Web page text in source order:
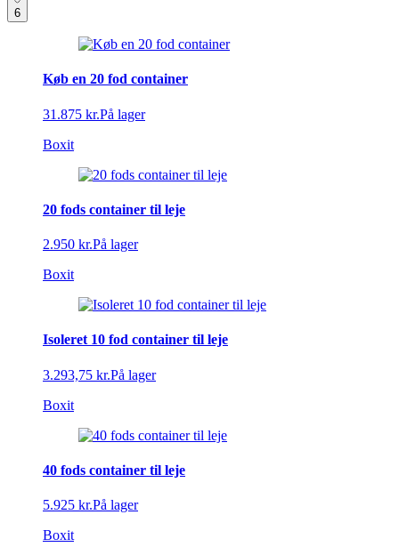
6
Køb en 20 fod container
31.875 kr.På lager
Boxit
20 fods container til leje
2.950 kr.På lager
Boxit
Isoleret 10 fod container til leje
3.293,75 kr.På lager
Boxit
40 fods container til leje
5.925 kr.På lager
Boxit